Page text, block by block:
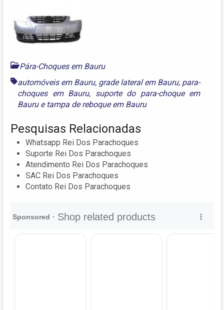
Pára-Choques em Bauru
automóveis em Bauru, grade lateral em Bauru, para-
choques em Bauru, suporte do para-choque em
Baurue tampa de reboque em Bauru
Pesquisas Relacionadas
Whatsapp Rei Dos Parachoques
Suporte Rei Dos Parachoques
Atendimento Rei Dos Parachoques
SAC Rei Dos Parachoques
Contato Rei Dos Parachoques